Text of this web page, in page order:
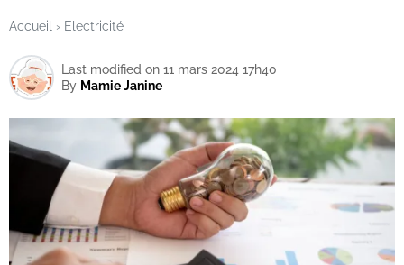
Accueil › Electricité
By Mamie Janine
Last modified on 11 mars 2024 17h40